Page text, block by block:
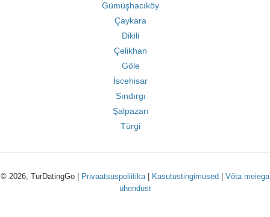
Gümüşhacıköy
Çaykara
Dikili
Çelikhan
Göle
İscehisar
Sındırgı
Şalpazarı
Türgi
© 2026, TurDatingGo | Privaatsuspoliitika| Kasutustingimused
Võta meiega
ühendust